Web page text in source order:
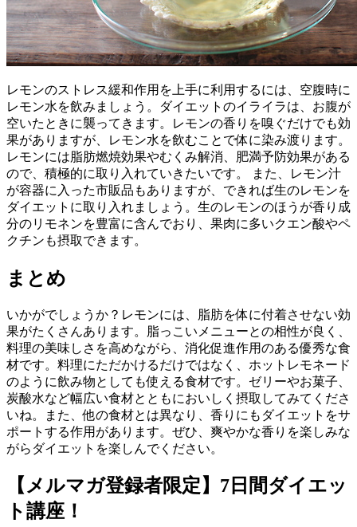
レモンのストレス緩和作用を上手に利用するには、空腹時に
レモン水を飲みましょう。ダイエットのイライラは、お腹が
空いたときに襲ってきます。レモンの香りを嗅ぐだけでも効
果がありますが、レモン水を飲むことで体に染み渡ります。
レモンには脂肪燃焼効果やむくみ解消、肥満予防効果がある
ので、積極的に取り入れていきたいです。 また、レモン汁
が容器に入った市販品もありますが、できれば生のレモンを
ダイエットに取り入れましょう。生のレモンのほうが香り成
分のリモネンを豊富に含んでおり、果肉に多いクエン酸やペ
クチンも摂取できます。
まとめ
いかがでしょうか？レモンには、脂肪を体に付着させない効
果がたくさんあります。脂っこいメニューとの相性が良く、
料理の美味しさを高めながら、消化促進作用のある優秀な食
材です。料理にただかけるだけではなく、ホットレモネード
のように飲み物としても使える食材です。ゼリーやお菓子、
炭酸水など幅広い食材とともにおいしく摂取してみてくださ
いね。また、他の食材とは異なり、香りにもダイエットをサ
ポートする作用があります。ぜひ、爽やかな香りを楽しみな
がらダイエットを楽しんでください。
【メルマガ登録者限定】7日間ダイエッ
ト講座！